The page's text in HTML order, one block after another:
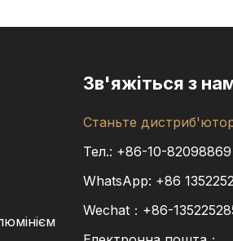
Зв'яжіться з
Станьте
Тел.: +86-10-82098869
WhatsApp: +86
Wechat：+86-